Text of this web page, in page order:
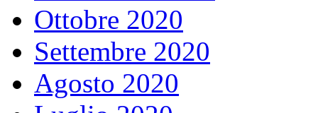
Ottobre 2020
Settembre 2020
Agosto 2020